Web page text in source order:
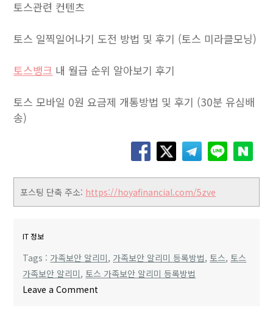
토스관련 컨텐츠
토스 일찍일어나기 도전 방법 및 후기 (토스 미라클모닝)
토스뱅크 내 월급 순위 알아보기 후기
토스 모바일 0원 요금제 개통방법 및 후기 (30분 유심배
송)
포스팅 단축 주소: https://hoyafinancial.com/5zve
IT 정보
Tags : 가족보안 알리미, 가족보안 알리미 등록방법, 토스, 토스
가족보안 알리미, 토스 가족보안 알리미 등록방법
Leave a Comment